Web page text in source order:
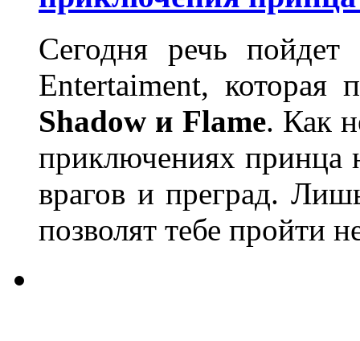
Сегодня речь
Entertaiment, которая
Shadow и Flame. Как
приключениях принца
врагов и преград.
позволят тебе пройти